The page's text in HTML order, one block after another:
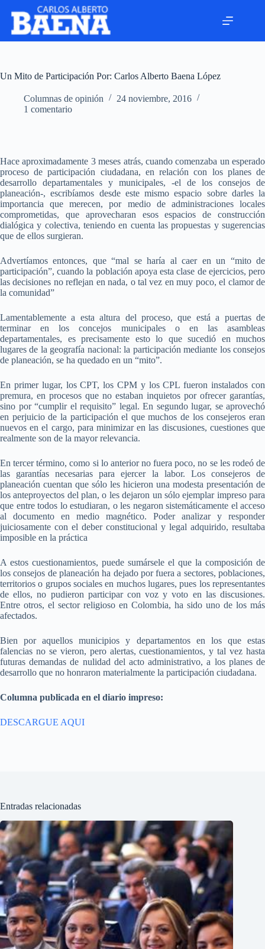
Un Mito de Participación Por: Carlos Alberto Baena López
Columnas de opinión
24 noviembre, 2016
1 comentario
Hace aproximadamente 3 meses atrás, cuando comenzaba un esperado
proceso de participación ciudadana, en relación con los planes de
desarrollo departamentales y municipales, -el de los consejos de
planeación-, escribíamos desde este mismo espacio sobre darles la
importancia que merecen, por medio de administraciones locales
comprometidas, que aprovecharan esos espacios de construcción
dialógica y colectiva, teniendo en cuenta las propuestas y sugerencias
que de ellos surgieran.
Advertíamos entonces, que “mal se haría al caer en un “mito de
participación”, cuando la población apoya esta clase de ejercicios, pero
las decisiones no reflejan en nada, o tal vez en muy poco, el clamor de
la comunidad”
Lamentablemente a esta altura del proceso, que está a puertas de
terminar en los concejos municipales o en las asambleas
departamentales, es precisamente esto lo que sucedió en muchos
lugares de la geografía nacional: la participación mediante los consejos
de planeación, se ha quedado en un “mito”.
En primer lugar, los CPT, los CPM y los CPL fueron instalados con
premura, en procesos que no estaban inquietos por ofrecer garantías,
sino por “cumplir el requisito” legal. En segundo lugar, se aprovechó
en perjuicio de la participación el que muchos de los consejeros eran
nuevos en el cargo, para minimizar en las discusiones, cuestiones que
realmente son de la mayor relevancia.
En tercer término, como si lo anterior no fuera poco, no se les rodeó de
las garantías necesarias para ejercer la labor. Los consejeros de
planeación cuentan que sólo les hicieron una modesta presentación de
los anteproyectos del plan, o les dejaron un sólo ejemplar impreso para
que entre todos lo estudiaran, o les negaron sistemáticamente el acceso
al documento en medio magnético. Poder analizar y responder
juiciosamente con el deber constitucional y legal adquirido, resultaba
imposible en la práctica
A estos cuestionamientos, puede sumársele el que la composición de
los consejos de planeación ha dejado por fuera a sectores, poblaciones,
territorios o grupos sociales en muchos lugares, pues los representantes
de ellos, no pudieron participar con voz y voto en las discusiones.
Entre otros, el sector religioso en Colombia, ha sido uno de los más
afectados.
Bien por aquellos municipios y departamentos en los que estas
falencias no se vieron, pero alertas, cuestionamientos, y tal vez hasta
futuras demandas de nulidad del acto administrativo, a los planes de
desarrollo que no honraron materialmente la participación ciudadana.
Columna publicada en el diario impreso:
DESCARGUE AQUI
Entradas relacionadas